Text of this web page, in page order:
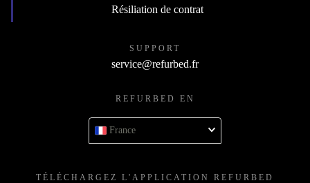
Résiliation de contrat
SUPPORT
service@refurbed.fr
REFURBED EN
France
TÉLÉCHARGEZ L'APPLICATION REFURBED